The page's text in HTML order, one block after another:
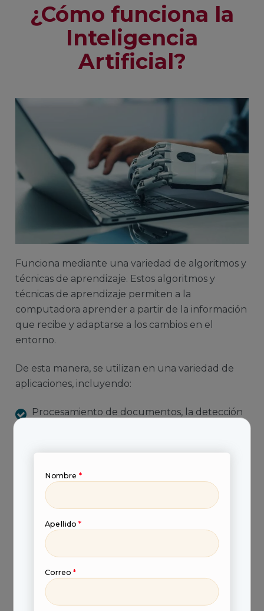
¿Cómo funciona la
Inteligencia
Artificial?
Funciona mediante una variedad de algoritmos y
técnicas de aprendizaje. Estos algoritmos y
técnicas de aprendizaje permiten a la
computadora aprender a partir de la información
que recibe y adaptarse a los cambios en el
entorno.
De esta manera, se utilizan en una variedad de
aplicaciones, incluyendo:
Procesamiento de documentos, la detección
Responder preguntas de manera precisa y
Reconocimiento de patrones hasta el
reconocimiento de voz.
Procesamiento de imágenes, el
reconocimiento de patrones y el análisis de
Estos sistemas se utilizan para ayudar a ahorrar
Nombre *
Apellido *
Correo *